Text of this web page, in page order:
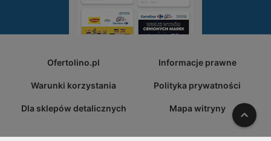
Ofertolino.pl Informacje prawne
Warunki korzystania Polityka prywatności
Dla sklepów detalicznych Mapa witryny W